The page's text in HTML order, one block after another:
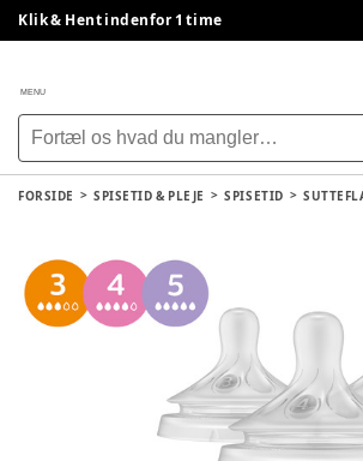
Klik & Hent indenfor 1 time
MENU
FORSIDE SPISETID & PLEJE SPISETID